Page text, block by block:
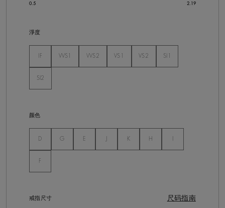
淨度
IF未选
VVS1
VVS2
VS1
VS2
SI1
SI2
颜色
D未选 G未选 E K未选 H
F
戒指尺寸 尺码指南